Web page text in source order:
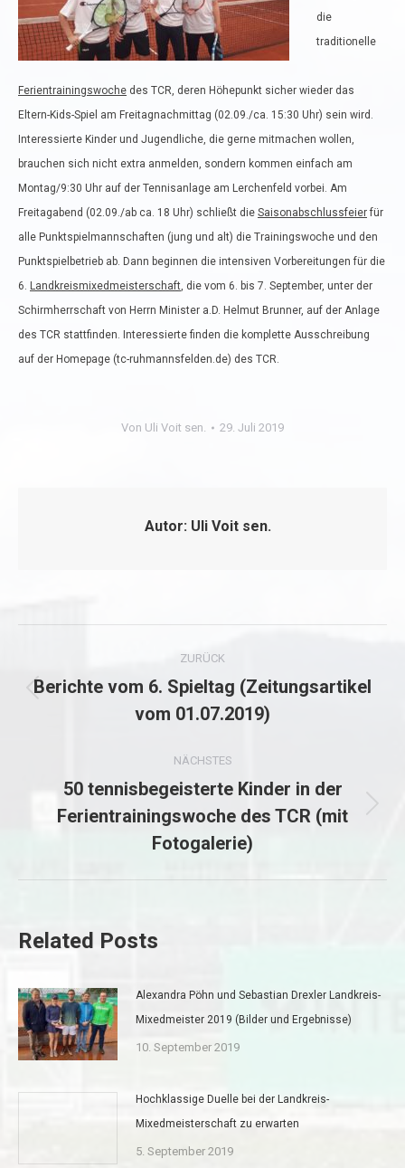
die
traditionelle
Ferientrainingswoche des TCR, deren Höhepunkt sicher wieder das
Eltern-Kids-Spiel am Freitagnachmittag (02.09./ca. 15:30 Uhr) sein wird.
Interessierte Kinder und Jugendliche, die gerne mitmachen wollen,
brauchen sich nicht extra anmelden, sondern kommen einfach am
Montag/9:30 Uhr auf der Tennisanlage am Lerchenfeld vorbei. Am
Freitagabend (02.09./ab ca. 18 Uhr) schließt die Saisonabschlussfeier für
alle Punktspielmannschaften (jung und alt) die Trainingswoche und den
Punktspielbetrieb ab. Dann beginnen die intensiven Vorbereitungen für die
6. Landkreismixedmeisterschaft, die vom 6. bis 7. September, unter der
Schirmherrschaft von Herrn Minister a.D. Helmut Brunner, auf der Anlage
des TCR stattfinden. Interessierte finden die komplette Ausschreibung
auf der Homepage (tc-ruhmannsfelden.de) des TCR.
Von Uli Voit sen. 29. Juli 2019
Autor: Uli Voit sen.
Kommentarnavigation
ZURÜCK
Vorheriger
Beitrag:
Berichte vom 6. Spieltag (Zeitungsartikel
vom 01.07.2019)
NÄCHSTES
Nächster
Beitrag:
50 tennisbegeisterte Kinder in der
Ferientrainingswoche des TCR (mit
Fotogalerie)
Related Posts
Alexandra Pöhn und Sebastian Drexler Landkreis-
Mixedmeister 2019 (Bilder und Ergebnisse)
10. September 2019
Hochklassige Duelle bei der Landkreis-
Mixedmeisterschaft zu erwarten
5. September 2019